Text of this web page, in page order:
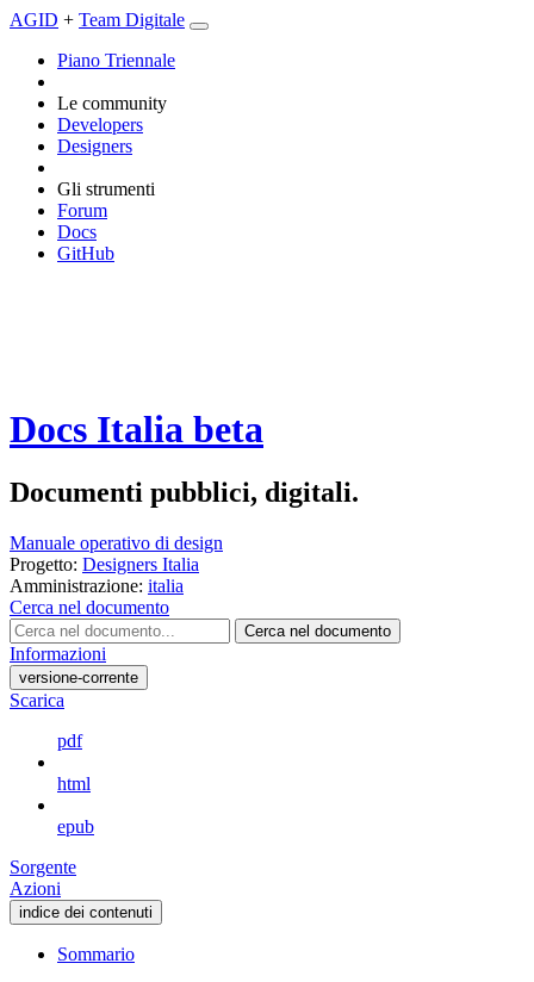
AGID + Team Digitale
Piano Triennale
Le community
Developers
Designers
Gli strumenti
Forum
Docs
GitHub
Docs Italia beta
Documenti pubblici, digitali.
Manuale operativo di design
Progetto: Designers Italia
Amministrazione: italia
Cerca nel documento
Cerca nel documento
Informazioni
versione-corrente
Scarica
pdf
html
epub
Sorgente
Azioni
indice dei contenuti
Sommario